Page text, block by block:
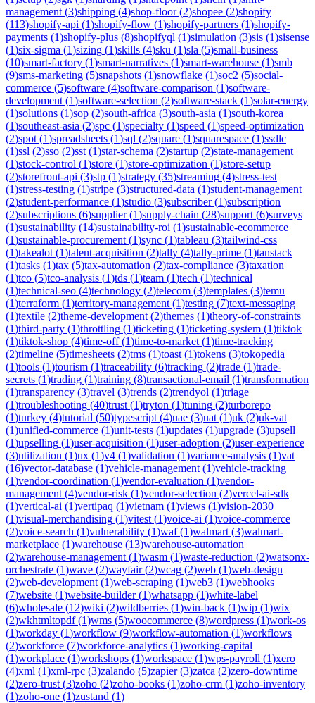
management (3)shipping (4)shop-floor(2)shopee (2)shopify
(113)shopify-api (1)shopify-flow (1)shopify-partners (1)shopify-
payments (1)shopify-plus (8)shopifyql (1)simulation (3)sis (1)sisense
(1)six-sigma (1)sizing (1)skills (4)sku (1)sla (5)small-business
(10)smart-factory (1)smart-narratives (1)smart-warehouse (1)smb
(9)sms-marketing (5)snapshots (1)snowflake (1)soc2 (5)social-
commerce (5)software (4)software-comparison (1)software-
development (1)software-selection (2)software-stack (1)solar-energy
(1)solutions (1)sop (2)south-africa (3)south-asia (1)south-korea
(1)southeast-asia (2)spc (1)specialty (1)speed (1)speed-optimization
(2)spot (1)spreadsheets (1)sql (2)square (1)squarespace (1)ssdlc
(1)ssl (2)sso (2)sst (1)star-schema (2)startup (2)state-management
(1)stock-control (1)store (1)store-optimization (1)store-setup
(2)storefront-api (3)stp (1)strategy (35)streaming (4)stress-test
(1)stress-testing (1)stripe (3)structured-data (1)student-management
(2)student-performance (1)studio (3)subscriber(1)subscription
(2)subscriptions (6)supplier(1)supply-chain (28)support (6)surveys
(1)sustainability (14)sustainability-roi (1)sustainable-ecommerce
(1)sustainable-procurement (1)sync (1)tableau (3)tailwind-css
(1)takealot (1)talent-acquisition (2)tally (4)tally-prime (1)tanstack
(1)tasks (1)tax (5)tax-automation (2)tax-compliance (3)taxation
(1)tco (5)tco-analysis (1)tds (1)team (1)tech (1)technical
(1)technical-seo (4)technology (2)telecom (3)templates (3)temu
(1)terraform (1)territory-management (1)testing (7)text-messaging
(1)textile (2)theme-development (2)themes (1)theory-of-constraints
(1)third-party (1)throttling (1)ticketing (1)ticketing-system (1)tiktok
(1)tiktok-shop (4)time-off(1)time-to-market (1)time-tracking
(2)timeline (5)timesheets (2)tms (1)toast (1)tokens (3)tokopedia
(1)tools (1)tourism (1)traceability (6)tracking (2)trade (1)trade-
secrets (1)trading (1)training (8)transactional-email (1)transformation
(1)transparency (3)travel (3)trends (2)trendyol (1)triage
(1)troubleshooting (40)trust (1)tryton (1)tuning (2)turborepo
(1)turkey (4)tutorial (50)typescript (4)uae (3)uat (1)uk (2)uk-vat
(1)unified-commerce (1)unit-tests (1)updates (1)upgrade (3)upsell
(1)upselling (1)user-acquisition (1)user-adoption (2)user-experience
(3)utilization (1)ux (1)v4 (1)validation (1)variance-analysis (1)vat
(16)vector-database (1)vehicle-management (1)vehicle-tracking
(1)vendor-coordination (1)vendor-evaluation (1)vendor-
management (4)vendor-risk (1)vendor-selection (2)vercel-ai-sdk
(1)vertical-ai (1)vertipaq (1)vietnam (1)views (1)vision-2030
(1)visual-merchandising (1)vitest (1)voice-ai (1)voice-commerce
(2)voice-search (1)vulnerability (1)waf(1)walmart (3)walmart-
marketplace (1)warehouse (13)warehouse-automation
(2)warehouse-management (1)wasm (1)waste-reduction (2)watsonx-
orchestrate (1)wave (2)wayfair(2)wcag (2)web (1)web-design
(2)web-development (1)web-scraping (1)web3 (1)webhooks
(7)website (1)website-builder(1)whatsapp (1)white-label
(6)wholesale (12)wiki (2)wildberries (1)win-back (1)wip (1)wix
(2)wkhtmltopdf(1)wms (5)woocommerce (8)wordpress (1)work-os
(1)workday (1)workflow (9)workflow-automation (1)workflows
(2)workforce (7)workforce-analytics (1)working-capital
(1)workplace (1)workshops (1)workspace (1)wps-payroll (1)xero
(4)xml (1)xml-rpc (3)zalando (5)zapier(3)zatca (2)zero-downtime
(2)zero-trust (3)zoho (2)zoho-books (1)zoho-crm (1)zoho-inventory
(1)zoho-one (1)zustand (1)